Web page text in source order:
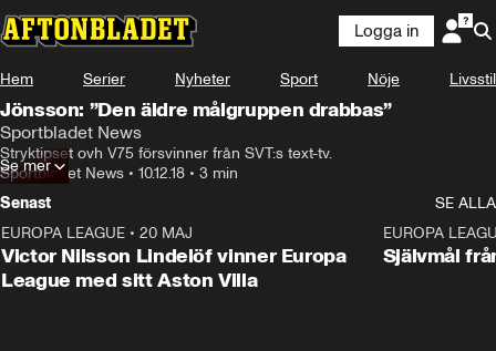
Logga in
Hem Serier Nyheter Sport Nöje Livsstil
Jönsson: ”Den äldre målgruppen drabbas”
Sportbladet News
Stryktipset ovh V75 försvinner från SVT:s text-tv.
Sportbladet News • 10.12.18 • 3 min
Se mer
Senast
SE ALLA
EUROPA LEAGUE • 20 MAJ
Victor Nilsson Lindelöf vinner Europa
League med sitt Aston Villa
EUROPA
Självmål